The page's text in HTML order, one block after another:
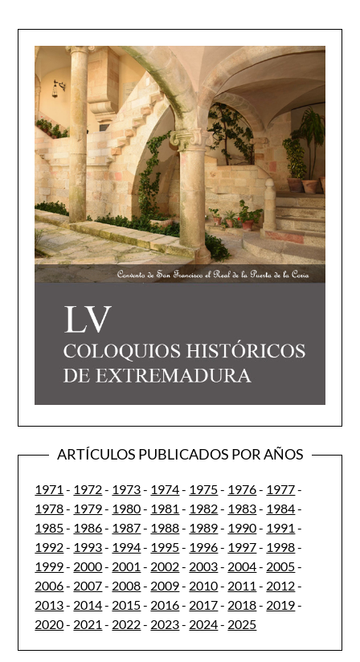
ARTÍCULOS PUBLICADOS POR AÑOS
1971 - 1972- 1973- 1974- 1975- 1976- 1977-
1978- 1979- 1980- 1981 - 1982- 1983- 1984-
1985- 1986- 1987- 1988- 1989- 1990- 1991 -
1992- 1993- 1994- 1995- 1996- 1997- 1998-
1999- 2000- 2001 - 2002- 2003- 2004- 2005-
2006- 2007- 2008- 2009- 2010- 2011 - 2012-
2013- 2014- 2015- 2016- 2017- 2018- 2019-
2020- 2021 - 2022- 2023- 2024- 2025